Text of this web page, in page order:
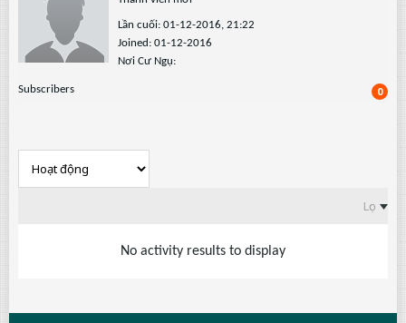
Lần cuối: 01-12-2016, 21:22
Joined: 01-12-2016
Nơi Cư Ngụ:
Subscribers 0
Lọc
No activity results to display